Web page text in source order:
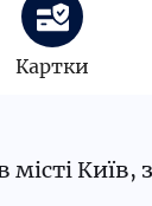
Картки
Київ,